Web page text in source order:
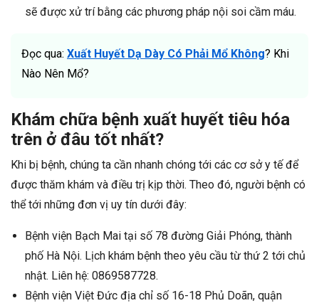
sẽ được xử trí bằng các phương pháp nội soi cầm máu.
Đọc qua: Xuất Huyết Dạ Dày Có Phải Mổ Không? Khi
Nào Nên Mổ?
Khám chữa bệnh xuất huyết tiêu hóa
trên ở đâu tốt nhất?
Khi bị bệnh, chúng ta cần nhanh chóng tới các cơ sở y tế để
được thăm khám và điều trị kịp thời. Theo đó, người bệnh có
thể tới những đơn vị uy tín dưới đây:
Bệnh viện Bạch Mai tại số 78 đường Giải Phóng, thành
phố Hà Nội. Lịch khám bệnh theo yêu cầu từ thứ 2 tới chủ
nhật. Liên hệ: 0869587728.
Bệnh viện Việt Đức địa chỉ số 16-18 Phủ Doãn, quận